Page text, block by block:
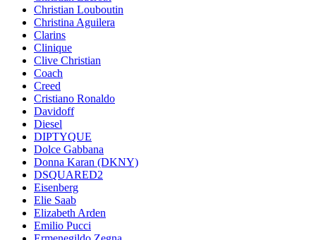
Christian Louboutin
Christina Aguilera
Clarins
Clinique
Clive Christian
Coach
Creed
Cristiano Ronaldo
Davidoff
Diesel
DIPTYQUE
Dolce Gabbana
Donna Karan (DKNY)
DSQUARED2
Eisenberg
Elie Saab
Elizabeth Arden
Emilio Pucci